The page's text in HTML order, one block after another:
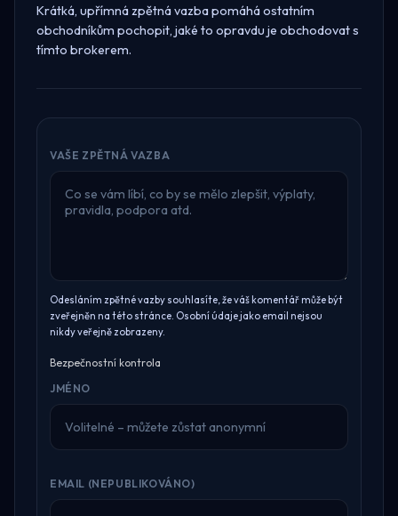
Krátká, upřímná zpětná vazba pomáhá ostatním
obchodníkům pochopit, jaké to opravdu je obchodovat s
tímto brokerem.
VAŠE ZPĚTNÁ VAZBA
Odesláním zpětné vazby souhlasíte, že váš komentář může být
zveřejněn na této stránce. Osobní údaje jako email nejsou
nikdy veřejně zobrazeny.
Bezpečnostní kontrola
JMÉNO
EMAIL (NEPUBLIKOVÁNO)